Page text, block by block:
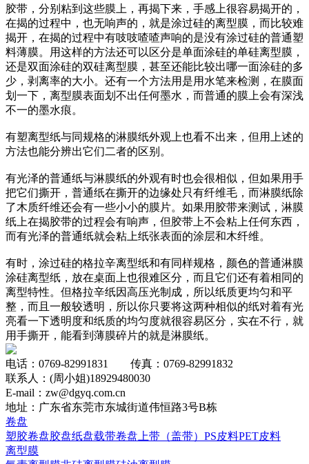
胶带，分别粘到这些膜上，再揭下来，手感上很容易揭开的，
在揭的过程中，也无响声的，就是涂过硅的离型膜，而比较难
揭开，在揭的过程中有吱吱喳喳声响的是没有涂过硅的普通塑
料薄膜。用这样的方法还可以区分是单面涂硅的单硅离型膜，
还是双面涂硅的双硅离型膜，甚至还能比较出哪一面涂硅的多
少，剥离率的大小。还有一个方法用是用水笔来检测，在膜面
划一下，离型膜表面划不出任何墨水，而普通的膜上会有深浅
不一的墨水痕。
有塑离型纸与同规格的淋膜纸外观上也看不出来，但用上述的
方法也能分辨出它们二者的区别。
有光泽的普通纸与淋膜纸的外观有时也会很相似，但如果用手
把它们撕开，普通纸在撕开的边缘处只有纤维毛，而淋膜纸除
了木质纤维还会有一些小小的膜片。如果用胶带来测试，淋膜
纸上在揭胶带的过程会有响声，但胶带上不会粘上任何东西，
而有光泽的普通纸就会粘上纸张表面的涂层和木纤维。
有时，涂过硅的格拉辛离型纸和有同样规格，颜色的普通淋膜
涂硅离型纸，放在桌面上也很难区分，而且它们还有着相同的
离型特性。但格拉辛纸因高压光制成，所以纸质更均匀和平
整，而且一般较透明，所以你只要将这两种相似的纸对着有光
亮看一下透明度和纸质的均匀度就很容易区分，实在不行，就
用手撕开，能看到薄膜碎片的就是淋膜纸。
电话：0769-82991831 传真：0769-82991832
联系人：(周小姐)18929480030
E-mail：zw@dgyq.com.cn
地址：广东省东莞市东城街道伟恒路3号B栋
卷盘
塑胶卷盘胶盘纸盘载带卷盘 上带（盖带） PS皮料PET皮料
离型膜